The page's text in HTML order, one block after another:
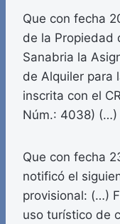
Que con fecha
de la Propiedad
Sanabria la
de Alquiler para
inscrita con el
Núm.: 4038) (…)
Que con fecha
notificó el
provisional: (…)
uso turístico de